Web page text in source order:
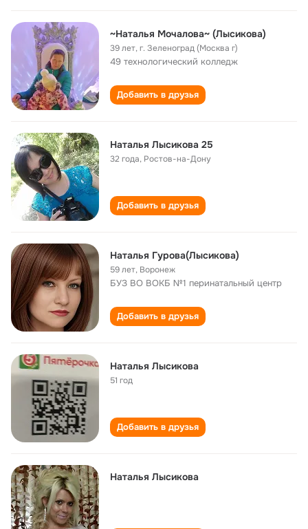
~Наталья Мочалова~ (Лысикова)
39 лет,г. Зеленоград (Москва г)
49 технологический колледж
Добавить в друзья
Наталья Лысикова 25
32 года, Ростов-на-Дону
Добавить в друзья
Наталья Гурова(Лысикова)
59 лет, Воронеж
БУЗ ВО ВОКБ №1 перинатальный центр
Добавить в друзья
Наталья Лысикова
51 год
Добавить в друзья
Наталья Лысикова